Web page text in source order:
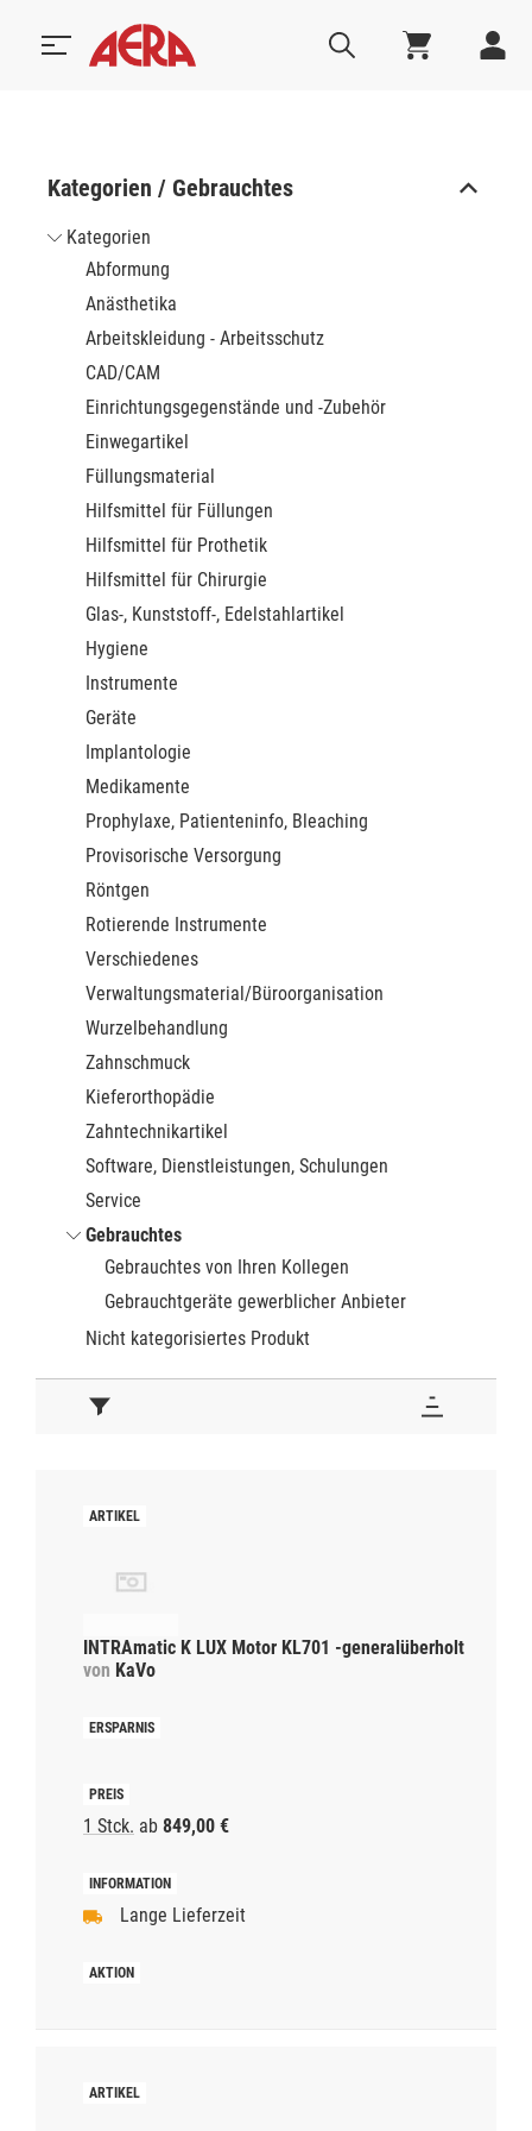
Kategorien / Gebrauchtes
Kategorien
Abformung
Anästhetika
Arbeitskleidung - Arbeitsschutz
CAD/CAM
Einrichtungsgegenstände und -Zubehör
Einwegartikel
Füllungsmaterial
Hilfsmittel für Füllungen
Hilfsmittel für Prothetik
Hilfsmittel für Chirurgie
Glas-, Kunststoff-, Edelstahlartikel
Hygiene
Instrumente
Geräte
Implantologie
Medikamente
Prophylaxe, Patienteninfo, Bleaching
Provisorische Versorgung
Röntgen
Rotierende Instrumente
Verschiedenes
Verwaltungsmaterial/Büroorganisation
Wurzelbehandlung
Zahnschmuck
Kieferorthopädie
Zahntechnikartikel
Software, Dienstleistungen, Schulungen
Service
Gebrauchtes
Gebrauchtes von Ihren Kollegen
Gebrauchtgeräte gewerblicher Anbieter
Nicht kategorisiertes Produkt
INTRAmatic K LUX Motor KL701 -generalüberholt
von KaVo
1 Stck. ab 849,00 €
Lange Lieferzeit